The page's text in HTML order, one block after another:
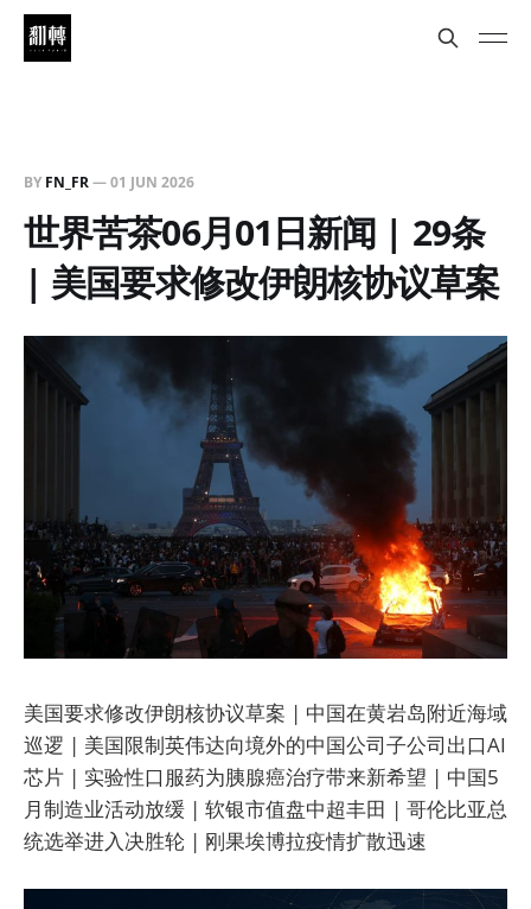
BY FN_FR—01 JUN 2026
世界苦茶06月01日新闻 | 29条
| 美国要求修改伊朗核协议草案
美国要求修改伊朗核协议草案 | 中国在黄岩岛附近海域
巡逻 | 美国限制英伟达向境外的中国公司子公司出口AI
芯片 | 实验性口服药为胰腺癌治疗带来新希望 | 中国5
月制造业活动放缓 | 软银市值盘中超丰田 | 哥伦比亚总
统选举进入决胜轮 | 刚果埃博拉疫情扩散迅速